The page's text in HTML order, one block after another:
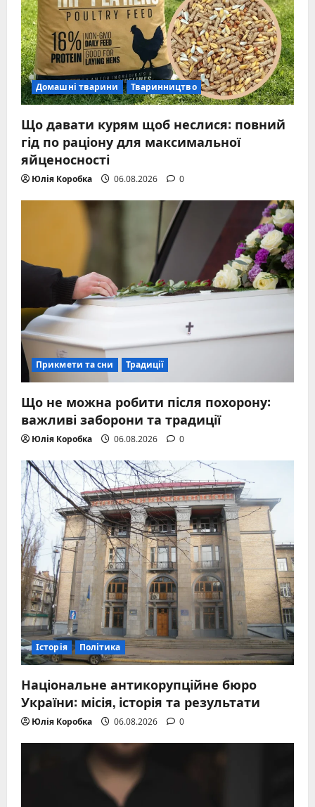
Домашні тварини Тваринництво
Що давати курям щоб неслися: повний
гід по раціону для максимальної
яйценосності
Юлія Коробка 06.08.2026 0
Прикмети та сни Традиції
Що не можна робити після похорону:
важливі заборони та традиції
Юлія Коробка 06.08.2026 0
Історія Політика
Національне антикорупційне бюро
України: місія, історія та результати
Юлія Коробка 06.08.2026 0